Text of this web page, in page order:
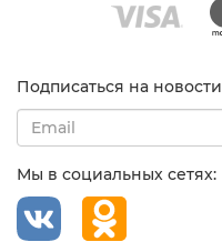
Подписаться на новости
Мы в социальных сетях: